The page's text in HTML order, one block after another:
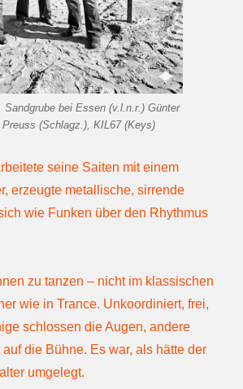
Sandgrube bei Essen (v.l.n.r.) Günter
(Schlagz.), KIL67 (Keys)
seine Saiten mit einem
erzeugte metallische, sirrende
wie Funken über den Rhythmus
zu tanzen – nicht im klassischen
wie in Trance. Unkoordiniert, frei,
schlossen die Augen, andere
die Bühne. Es war, als hätte der
umgelegt.